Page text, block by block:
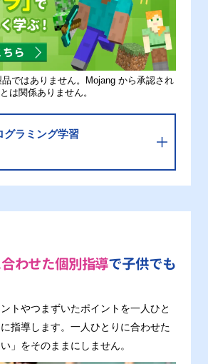
ではありません。Mojang から承認され
は関係ありません。
グラミング学習
わせた個別指導で子供でも
トやつまずいたポイントを一人ひと
指導します。一人ひとりに合わせた
」をそのままにしません。